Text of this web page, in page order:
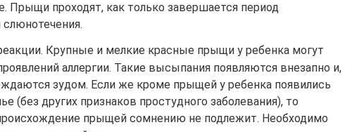
Прыщи проходят, как только завершается период
Крупные и мелкие красные прыщи у ребенка могут
аллергии. Такие высыпания появляются внезапно и,
зудом. Если же кроме прыщей у ребенка появились
(без других признаков простудного заболевания), то
прыщей сомнению не подлежит. Необходимо